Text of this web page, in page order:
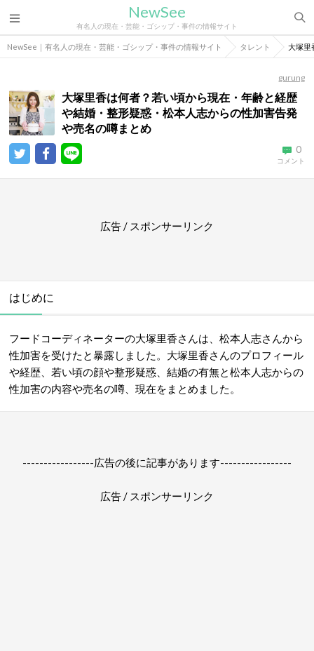
NewSee
有名人の現在・芸能・ゴシップ・事件の情報サイト
NewSee｜有名人の現在・芸能・ゴシップ・事件の情報サイト タレント 大塚里
gurung
大塚里香は何者？若い頃から現在・年齢と経歴
や結婚・整形疑惑・松本人志からの性加害告発
や売名の噂まとめ
0
コメント
広告 / スポンサーリンク
はじめに
フードコーディネーターの大塚里香さんは、松本人志さんから
性加害を受けたと暴露しました。大塚里香さんのプロフィール
や経歴、若い頃の顔や整形疑惑、結婚の有無と松本人志からの
性加害の内容や売名の噂、現在をまとめました。
-----------------広告の後に記事があります-----------------
広告 / スポンサーリンク